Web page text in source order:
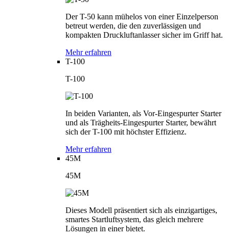
Der T-50 kann mühelos von einer Einzelperson
betreut werden, die den zuverlässigen und
kompakten Druckluftanlasser sicher im Griff hat.
Mehr erfahren
T-100
T-100
In beiden Varianten, als Vor-Eingespurter Starter
und als Trägheits-Eingespurter Starter, bewährt
sich der T-100 mit höchster Effizienz.
Mehr erfahren
45M
45M
Dieses Modell präsentiert sich als einzigartiges,
smartes Startluftsystem, das gleich mehrere
Lösungen in einer bietet.